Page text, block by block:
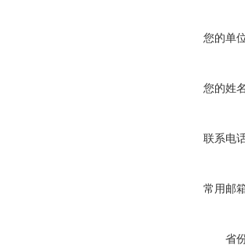
您的单
您的姓
联系电
常用邮
省